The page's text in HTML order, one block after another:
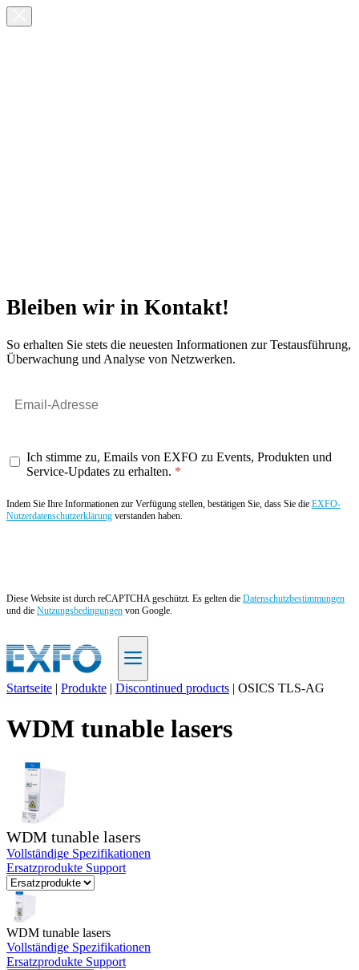
Bleiben wir in Kontakt!
So erhalten Sie stets die neuesten Informationen zur Testausführung,
Überwachung und Analyse von Netzwerken.
Ich stimme zu, Emails von EXFO zu Events, Produkten und
Service-Updates zu erhalten.
Indem Sie Ihre Informationen zur Verfügung stellen, bestätigen Sie, dass Sie die EXFO-
Nutzerdatenschutzerklärung verstanden haben.
Diese Website ist durch reCAPTCHA geschützt. Es gelten die Datenschutzbestimmungen
und die Nutzungsbedingungen von Google.
Produkte
Support
Services
Kaufen
Ressourcen
Kontakt
RegisterAnmeldung
Unternehmen
Karriere
Partner
Startseite | Produkte | Discontinued products | OSICS TLS-AG
WDM tunable lasers
WDM tunable lasers
Vollständige Spezifikationen
Ersatzprodukte Support
WDM tunable lasers
Vollständige Spezifikationen
Ersatzprodukte Support